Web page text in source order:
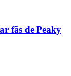
fãs de Peaky